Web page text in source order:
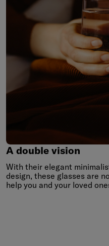
A double vision
A double vision
With their elegant
design, these glasses are
help you and your loved